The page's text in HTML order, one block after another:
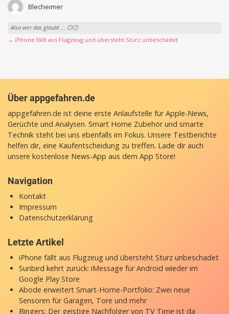
Blecheimer
Also wer das glaubt … 🙄🙄
→ iPhone fällt aus Flugzeug und übersteht Sturz unbeschadet
Über appgefahren.de
appgefahren.de ist deine erste Anlaufstelle für Apple-News,
Gerüchte und Analysen. Smart Home Zubehör und smarte
Technik steht bei uns ebenfalls im Fokus. Unsere Testberichte
helfen dir, eine Kaufentscheidung zu treffen. Lade dir auch
unsere kostenlose News-App aus dem App Store!
Navigation
Kontakt
Impressum
Datenschutzerklärung
Letzte Artikel
iPhone fällt aus Flugzeug und übersteht Sturz unbeschadet
Sunbird kehrt zurück: iMessage für Android wieder im
Google Play Store
Abode erweitert Smart-Home-Portfolio: Zwei neue
Sensoren für Garagen, Tore und mehr
Bingers: Der geistige Nachfolger von TV Time ist da